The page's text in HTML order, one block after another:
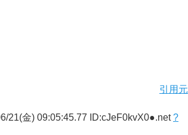
引用元
21(金) 09:05:45.77 ID:cJeF0kvX0●.net?